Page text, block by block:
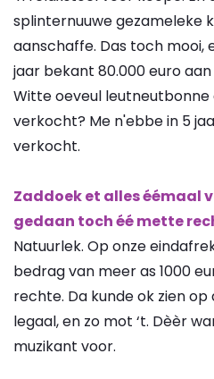
splinternuuwe gezameleke
aanschaffe. Das toch mooi,
jaar bekant 80.000 euro
Witte oeveul leutneutbonne
verkocht? Me n'ebbe in 5
verkocht.
Zaddoek et alles éémaal
gedaan toch éé mette
Natuurlek. Op onze
bedrag van meer as 1000
rechte. Da kunde ok zien
legaal, en zo mot ‘t. Dèèr
muzikant voor.